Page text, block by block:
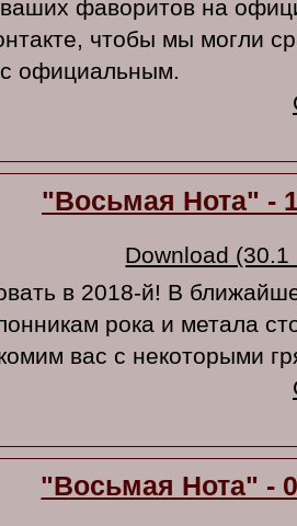
ваших фаворитов на
чтобы мы могли
официальным.
"Восьмая Нота" -
Download (30.1
в 2018-й! В
рока и метала
вас с некоторыми
"Восьмая Нота" -